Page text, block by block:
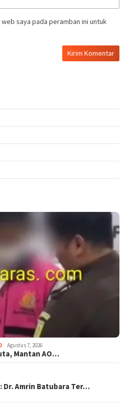
saya pada peramban ini untuk
Agustus 7, 2026
Mantan AO…
Dr. Amrin Batubara Ter…